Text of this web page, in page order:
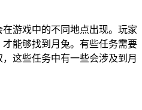
游戏中的不同地点出现。玩家
能够找到月兔。有些任务需要
这些任务中有一些会涉及到月